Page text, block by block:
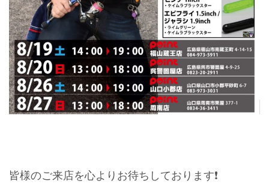
皆様のご来店を心よりお待ちしております❗️